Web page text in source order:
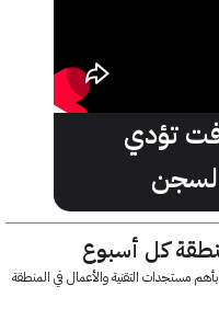
تؤدي
كل أسبوع
التقنية والأعمال في المنطقة